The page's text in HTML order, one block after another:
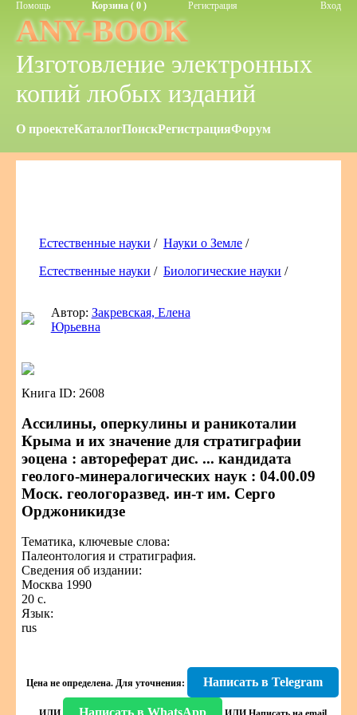
Помощь Корзина ( 0 ) Регистрация Вход
ANY-BOOK
Изготовление электронных
копий любых изданий
О проектеКаталогПоискРегистрацияФорум
Естественные науки / Науки о Земле /
Естественные науки / Биологические науки /
Автор: Закревская, Елена
Юрьевна
Книга ID: 2608
Ассилины, оперкулины и раникоталии
Крыма и их значение для стратиграфии
эоцена : автореферат дис. ... кандидата
геолого-минералогических наук : 04.00.09
Моск. геологоразвед. ин-т им. Серго
Орджоникидзе
Тематика, ключевые слова:
Палеонтология и стратиграфия.
Сведения об издании:
Москва 1990
20 с.
Язык:
rus
Цена не определена. Для уточнения: Написать в Telegram
Написать в WhatsApp